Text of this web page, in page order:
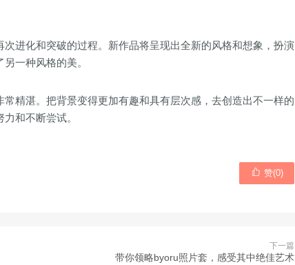
进化和突破的过程。新作品将呈现出全新的风格和想象，扮演
一种风格的美。
精湛。把背景变得更加有趣和具有层次感，去创造出不一样的
和不断尝试。
 赞(0)
下一篇
带你领略byoru照片套，感受其中绝佳艺术